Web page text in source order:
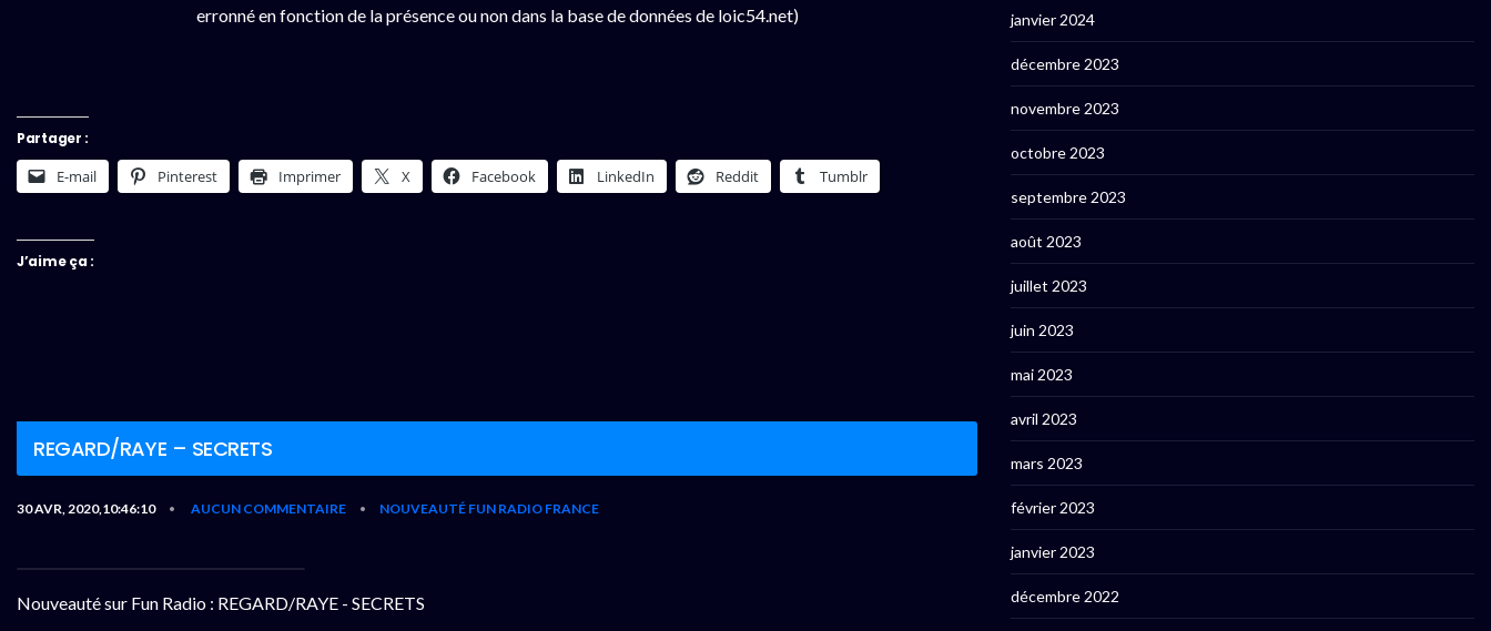
erronné en fonction de la présence ou non dans la base de données de loic54.net)
Partager :
E-mail Pinterest Imprimer X Facebook LinkedIn Reddit Tumblr
J’aime ça :
REGARD/RAYE – SECRETS
30 AVR, 2020,10:46:10 • AUCUN COMMENTAIRE • NOUVEAUTÉ FUN RADIO FRANCE
Nouveauté sur Fun Radio : REGARD/RAYE - SECRETS
janvier 2024
décembre 2023
novembre 2023
octobre 2023
septembre 2023
août 2023
juillet 2023
juin 2023
mai 2023
avril 2023
mars 2023
février 2023
janvier 2023
décembre 2022